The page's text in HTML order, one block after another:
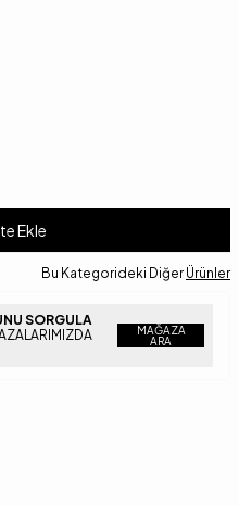
Ekle
Bu Kategorideki Diğer Ürünler
SORGULA
MAĞAZA
ARA